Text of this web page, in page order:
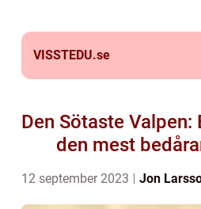
VISSTEDU.se
Den Sötaste Valpen:
den mest
12 september 2023 Jon